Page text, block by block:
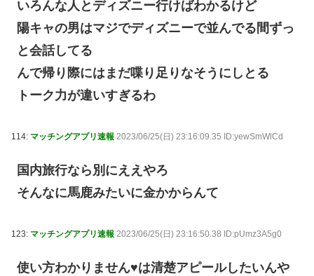
いろんな人とディズニー行けばわかるけど
陽キャの男はマジでディズニーで並んでる間ずっ
と会話してる
んで帰り際にはまだ喋り足りなそうにしとる
トーク力が違いすぎるわ
114: マッチングアプリ速報 2023/06/25(日) 23:16:09.35 ID:yewSmWlCd
国内旅行なら別にええやろ
そんなに馬鹿みたいに金かからんて
123: マッチングアプリ速報 2023/06/25(日) 23:16:50.38 ID:pUmz3A5g0
使い方わかりません♥は清楚アピールしたいんや